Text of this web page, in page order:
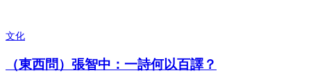
文化
（東西問）張智中：一詩何以百譯？